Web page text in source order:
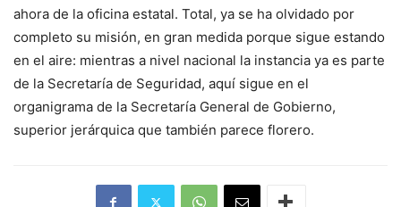
ahora de la oficina estatal. Total, ya se ha olvidado por
completo su misión, en gran medida porque sigue estando
en el aire: mientras a nivel nacional la instancia ya es parte
de la Secretaría de Seguridad, aquí sigue en el
organigrama de la Secretaría General de Gobierno,
superior jerárquica que también parece florero.